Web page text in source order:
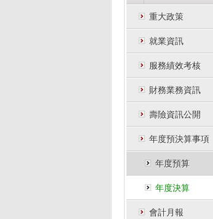
重大政策
就業資訊
服務績效考核
財務業務資訊
壽險資訊公開
年度預決算事項
年度預算
年度決算
會計月報